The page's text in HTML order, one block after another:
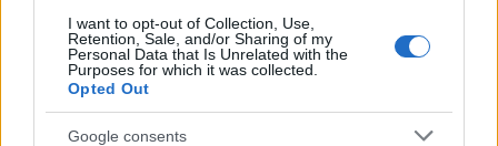
I want to opt-out of Collection, Use,
Retention, Sale, and/or Sharing of my
Personal Data that Is Unrelated with the
Purposes for which it was collected.
Opted Out
Google consents